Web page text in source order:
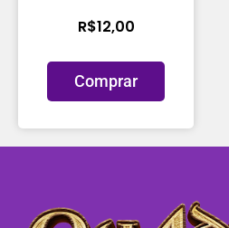
R$12,00
Comprar